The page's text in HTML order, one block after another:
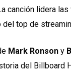
canción lidera
top de
Mark Ronson y
del